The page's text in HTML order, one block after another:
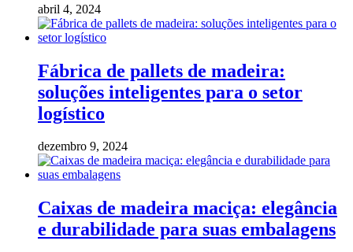
abril 4, 2024
Fábrica de pallets de madeira:
soluções inteligentes para o setor
logístico
dezembro 9, 2024
Caixas de madeira maciça: elegância
e durabilidade para suas embalagens